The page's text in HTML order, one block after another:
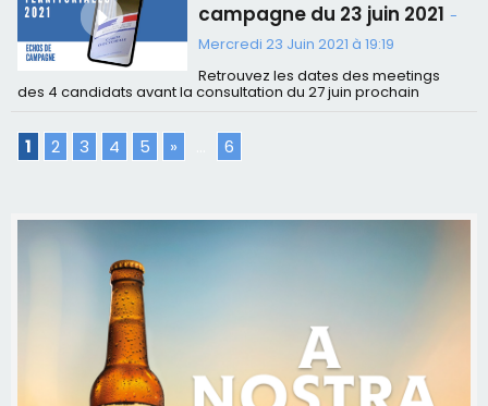
campagne du 23 juin 2021 -
Mercredi 23 Juin 2021 à 19:19
Retrouvez les dates des meetings
des 4 candidats avant la consultation du 27 juin prochain
1 2 3 4 5 » 6